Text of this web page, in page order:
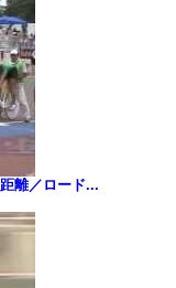
離／ロード...